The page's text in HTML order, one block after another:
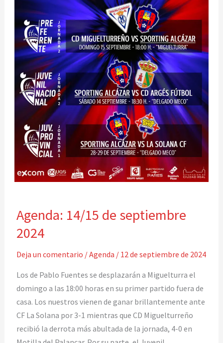
Agenda: 14/15 de septiembre
2024
Deja un comentario /Agenda / 12 de septiembre de 2024
Los de Pablo Fuentes se desplazarán a Miguelturra el
domingo a las 18:00 horas en su primer partido fuera de
casa. Los nuestros vienen de ganar brillantemente ante
CF La Solana por 3-1 mientras que CD Miguelturreño
recibió la derrota más abultada de la jornada, 4-0 en
14/15
de
septiembre
2024